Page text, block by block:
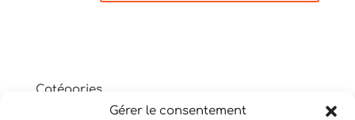
Gérer le consentement
Catégories